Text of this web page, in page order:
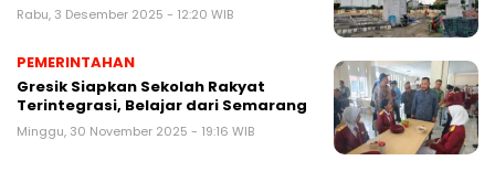
Rabu, 3 Desember 2025 - 12:20 WIB
PEMERINTAHAN
Gresik Siapkan Sekolah Rakyat
Terintegrasi, Belajar dari Semarang
Minggu, 30 November 2025 - 19:16 WIB